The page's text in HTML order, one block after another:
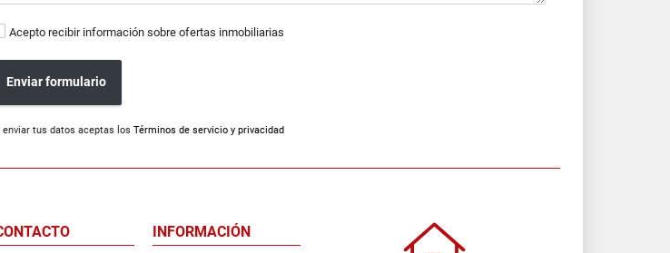
Acepto recibir información sobre ofertas inmobiliarias
Enviar formulario
enviar tus datos aceptas losTérminos de servicio y privacidad
INFORMACIÓN